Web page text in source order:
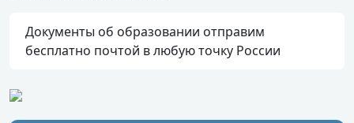
Документы об образовании отправим
бесплатно почтой в любую точку России